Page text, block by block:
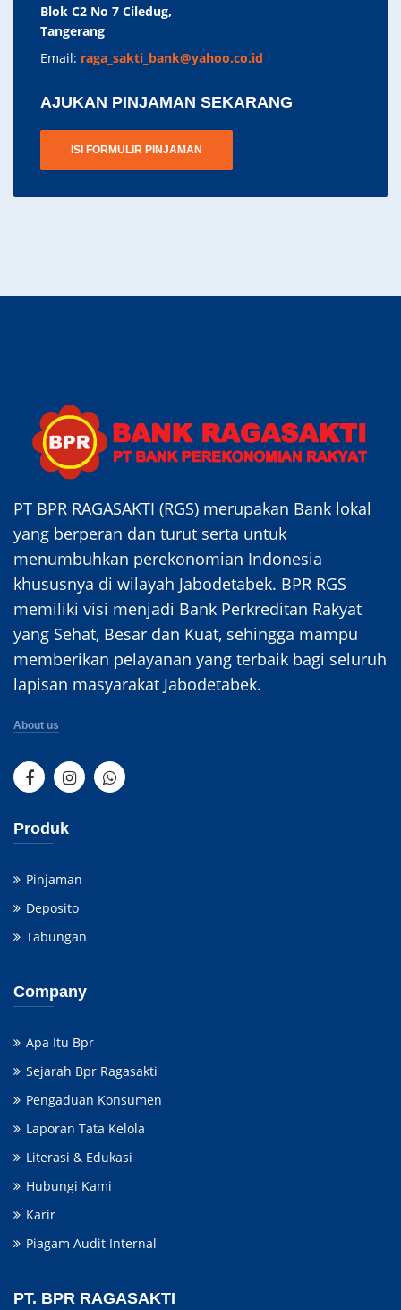
Blok C2 No 7 Ciledug,
Tangerang
Email: raga_sakti_bank@yahoo.co.id
AJUKAN PINJAMAN SEKARANG
ISI FORMULIR PINJAMAN
PT BPR RAGASAKTI (RGS) merupakan Bank lokal
yang berperan dan turut serta untuk
menumbuhkan perekonomian Indonesia
khususnya di wilayah Jabodetabek. BPR RGS
memiliki visi menjadi Bank Perkreditan Rakyat
yang Sehat, Besar dan Kuat, sehingga mampu
memberikan pelayanan yang terbaik bagi seluruh
lapisan masyarakat Jabodetabek.
About us
Produk
Pinjaman
Deposito
Tabungan
Company
Apa Itu Bpr
Sejarah Bpr Ragasakti
Pengaduan Konsumen
Laporan Tata Kelola
Literasi & Edukasi
Hubungi Kami
Karir
Piagam Audit Internal
PT. BPR RAGASAKTI